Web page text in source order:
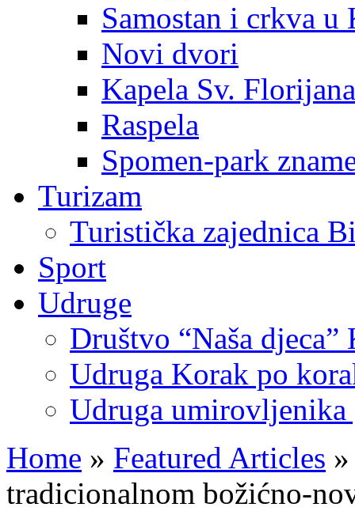
Samostan i crkva u
Novi dvori
Kapela Sv. Florijana
Raspela
Spomen-park
Turizam
Turistička zajednica
Sport
Udruge
Društvo “Naša djeca”
Udruga Korak po
Udruga umirovljenika
Home » Featured Articles »
tradicionalnom božićno-